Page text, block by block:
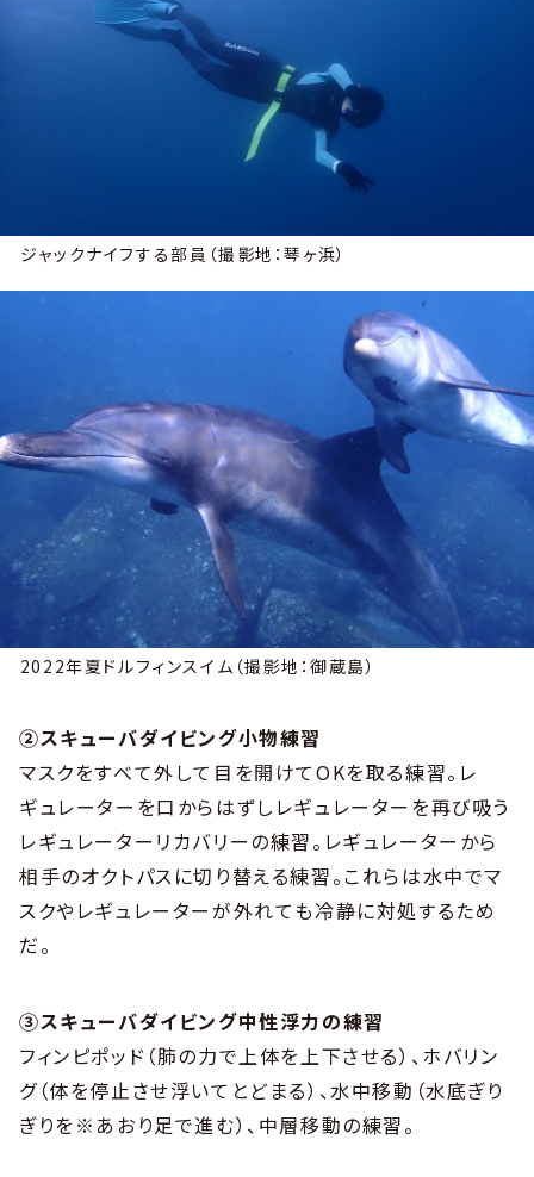
ジャックナイフする部員（撮影地：琴ヶ浜）
2022年夏ドルフィンスイム（撮影地：御蔵島）
②スキューバダイビング小物練習
マスクをすべて外して目を開けてOKを取る練習。レ
ギュレーターを口からはずしレギュレーターを再び吸う
レギュレーターリカバリーの練習。レギュレーターから
相手のオクトパスに切り替える練習。これらは水中でマ
スクやレギュレーターが外れても冷静に対処するため
だ。
③スキューバダイビング中性浮力の練習
フィンピポッド（肺の力で上体を上下させる）、ホバリン
グ（体を停止させ浮いてとどまる）、水中移動（水底ぎり
ぎりを※あおり足で進む）、中層移動の練習。